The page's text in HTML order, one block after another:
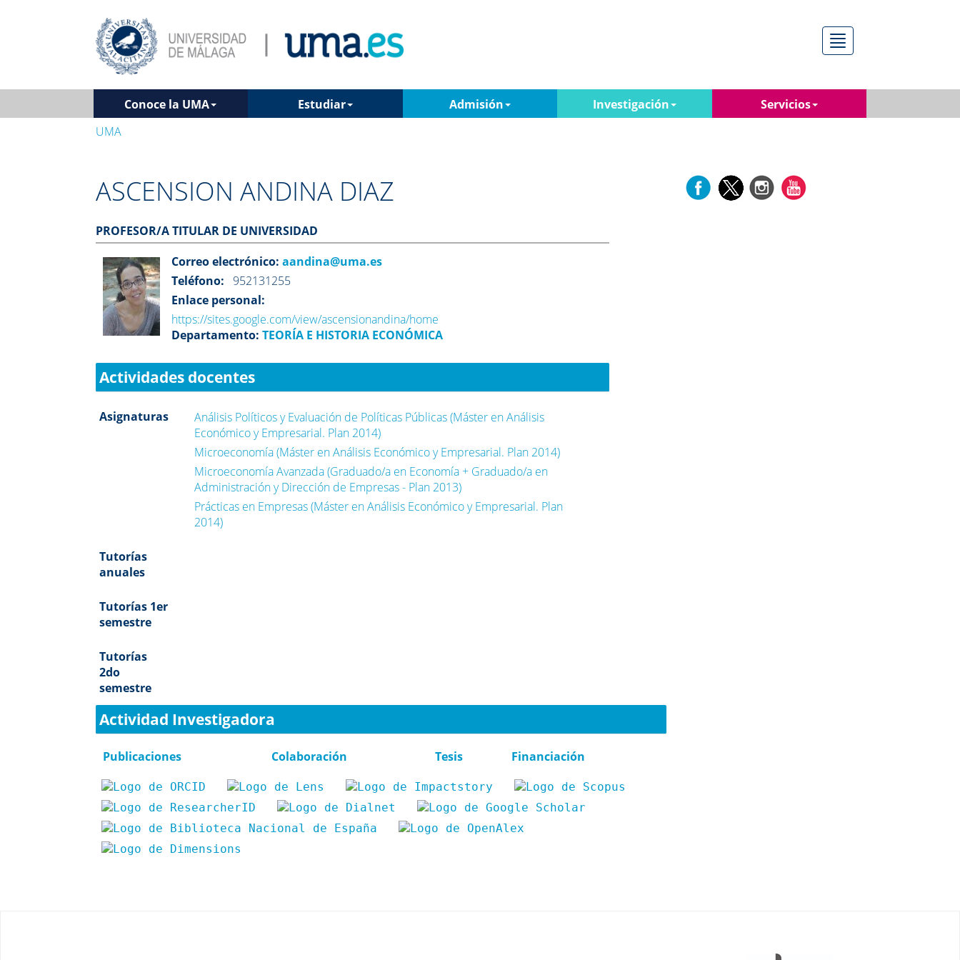
Menú
Conoce la UMA Estudiar Admisión Investigación
Servicios
UMA
ASCENSION ANDINA DIAZ
PROFESOR/A TITULAR DE UNIVERSIDAD
Correo electrónico: aandina@uma.es
Teléfono: 952131255
Enlace personal:
https://sites.google.com/view/ascensionandina/home
Departamento: TEORÍA E HISTORIA ECONÓMICA
Actividades docentes
Asignaturas
Análisis Políticos y Evaluación de Políticas Públicas (Máster en Análisis
Económico y Empresarial. Plan 2014)
Microeconomía (Máster en Análisis Económico y Empresarial. Plan 2014)
Microeconomía Avanzada (Graduado/a en Economía + Graduado/a en
Administración y Dirección de Empresas - Plan 2013)
Prácticas en Empresas (Máster en Análisis Económico y Empresarial. Plan
2014)
Tutorías
anuales
Tutorías 1er
semestre
Tutorías
2do
semestre
Actividad Investigadora
Publicaciones Colaboración Tesis Financiación